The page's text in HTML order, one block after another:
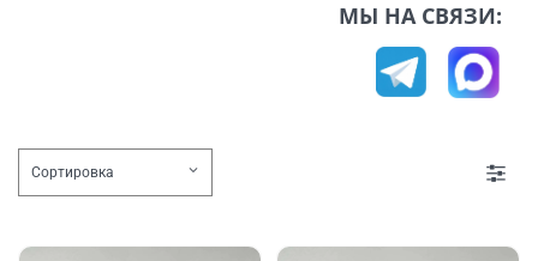
МЫ НА СВЯЗИ: